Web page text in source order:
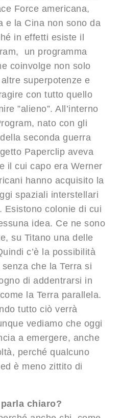
Force americana,
e la Cina non sono da
in effetti esiste il
un programma
coinvolge non solo
altre superpotenze e
con tutto quello
”alieno”. All’interno
nato con gli
seconda guerra
Paperclip aveva
il cui capo era Werner
hanno acquisito la
spaziali interstellari
Esistono colonie di cui
idea. Ce ne sono
su Titano una delle
c’è la possibilità
che la Terra si
di addentrarsi in
la Terra parallela.
tutto ciò verrà
vediamo che oggi
a emergere, anche
perché qualcuno
è meno zittito di
chiaro?